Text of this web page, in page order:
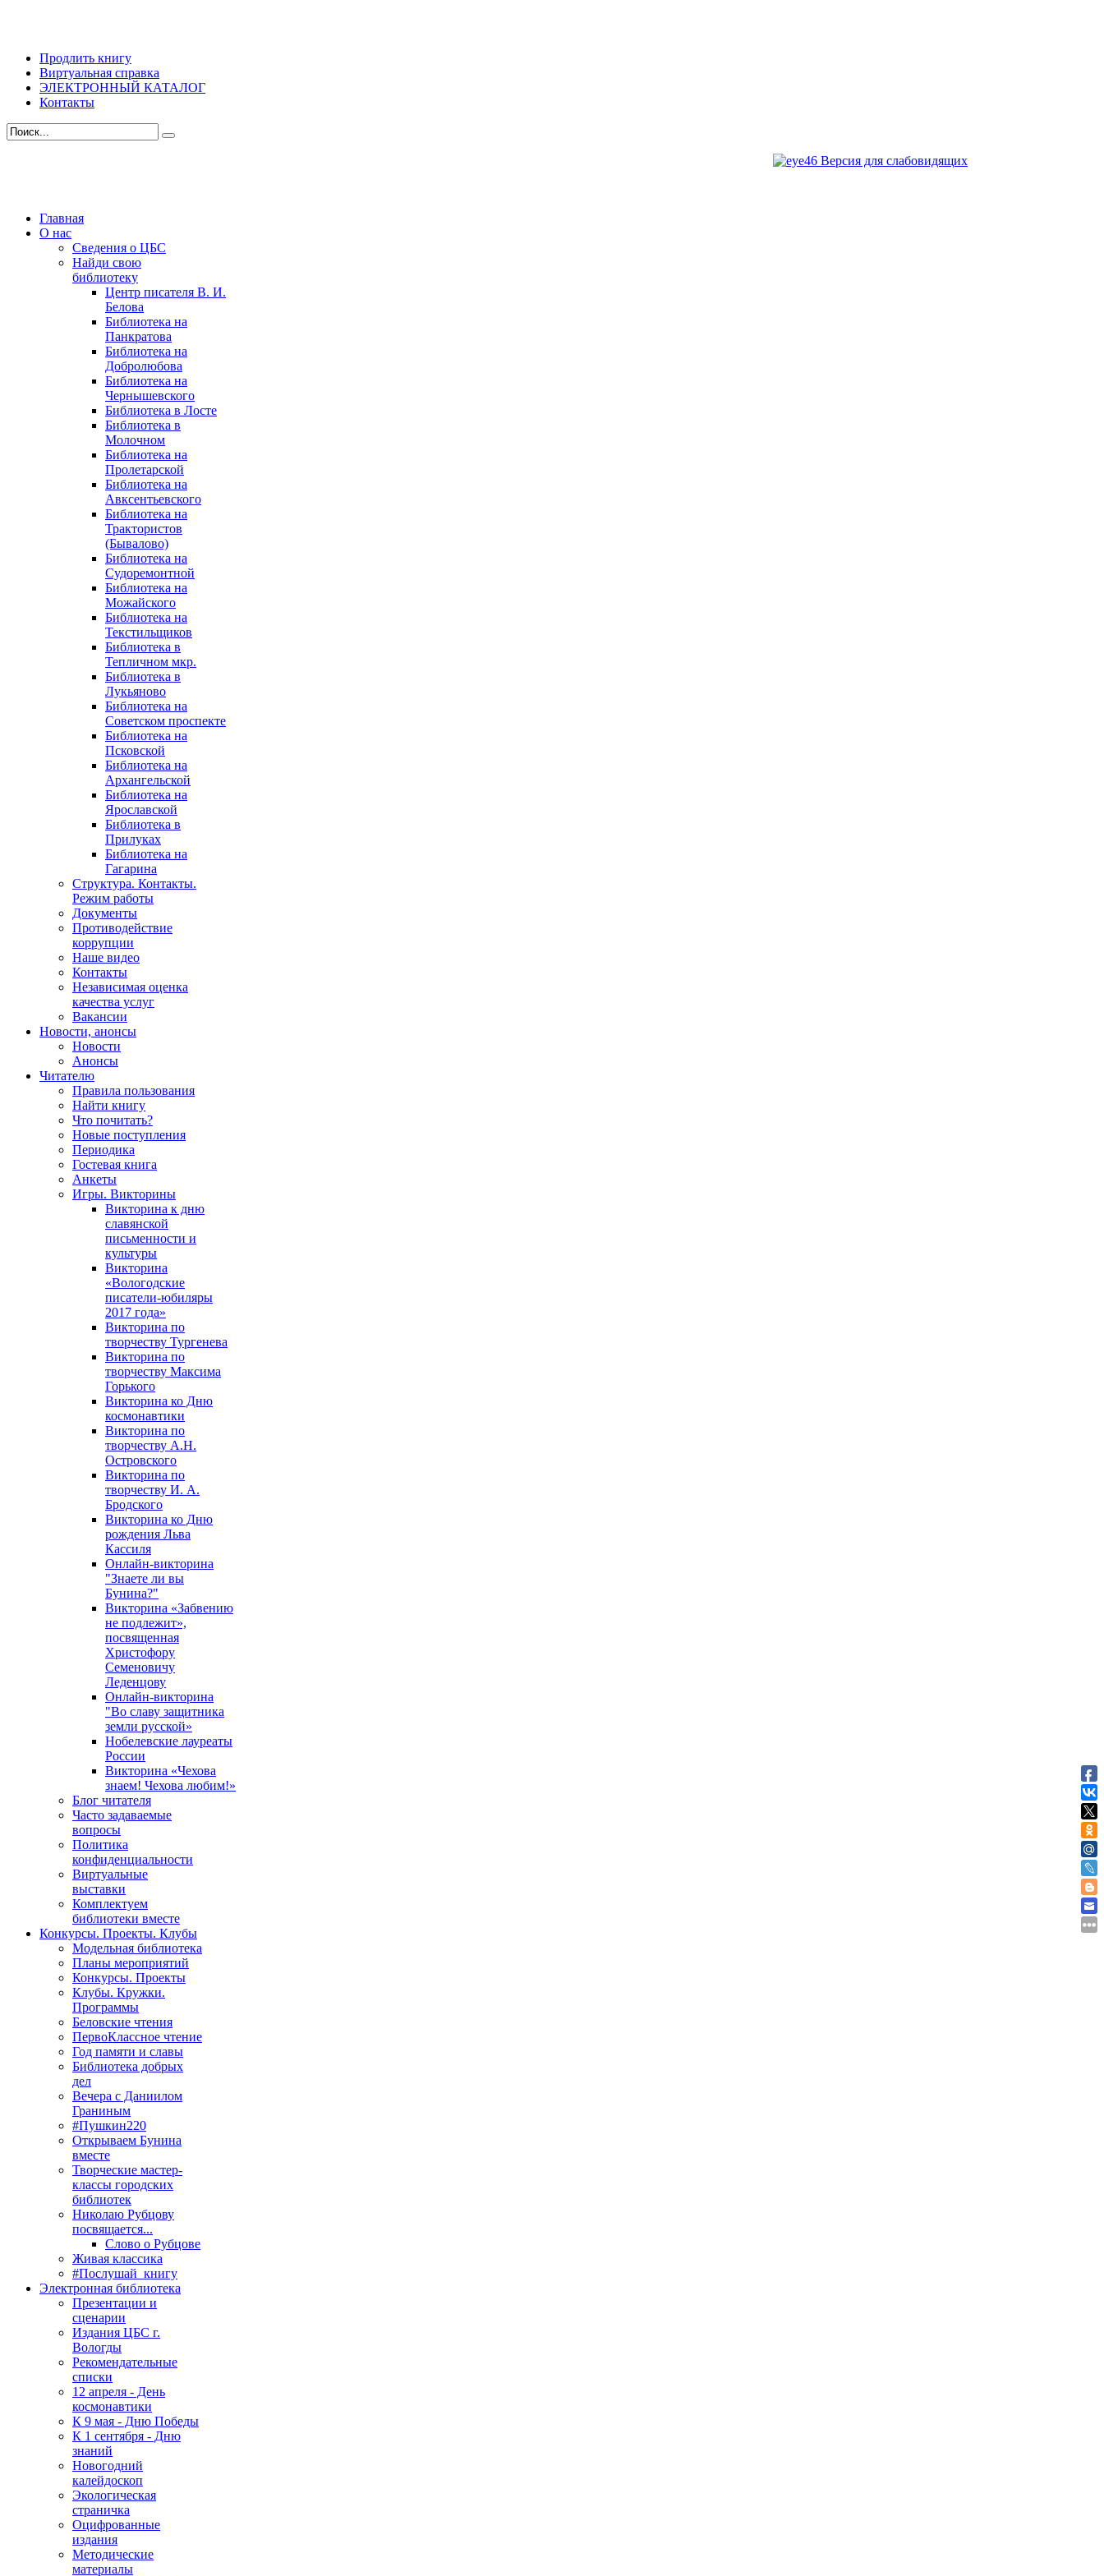
Продлить книгу
Виртуальная справка
ЭЛЕКТРОННЫЙ КАТАЛОГ
Контакты
Версия для слабовидящих
Главная
О нас
Сведения о ЦБС
Найди свою
библиотеку
Центр писателя В. И.
Белова
Библиотека на
Панкратова
Библиотека на
Добролюбова
Библиотека на
Чернышевского
Библиотека в Лосте
Библиотека в
Молочном
Библиотека на
Пролетарской
Библиотека на
Авксентьевского
Библиотека на
Трактористов
(Бывалово)
Библиотека на
Судоремонтной
Библиотека на
Можайского
Библиотека на
Текстильщиков
Библиотека в
Тепличном мкр.
Библиотека в
Лукьяново
Библиотека на
Советском проспекте
Библиотека на
Псковской
Библиотека на
Архангельской
Библиотека на
Ярославской
Библиотека в
Прилуках
Библиотека на
Гагарина
Структура. Контакты.
Режим работы
Документы
Противодействие
коррупции
Наше видео
Контакты
Независимая оценка
качества услуг
Вакансии
Новости, анонсы
Новости
Анонсы
Читателю
Правила пользования
Найти книгу
Что почитать?
Новые поступления
Периодика
Гостевая книга
Анкеты
Игры. Викторины
Викторина к дню
славянской
письменности и
культуры
Викторина
«Вологодские
писатели-юбиляры
2017 года»
Викторина по
творчеству Тургенева
Викторина по
творчеству Максима
Горького
Викторина ко Дню
космонавтики
Викторина по
творчеству А.Н.
Островского
Викторина по
творчеству И. А.
Бродского
Викторина ко Дню
рождения Льва
Кассиля
Онлайн-викторина
"Знаете ли вы
Бунина?"
Викторина «Забвению
не подлежит»,
посвященная
Христофору
Семеновичу
Леденцову
Онлайн-викторина
"Во славу защитника
земли русской»
Нобелевские лауреаты
России
Викторина «Чехова
знаем! Чехова любим!»
Блог читателя
Часто задаваемые
вопросы
Политика
конфиденциальности
Виртуальные
выставки
Комплектуем
библиотеки вместе
Конкурсы. Проекты. Клубы
Модельная библиотека
Планы мероприятий
Конкурсы. Проекты
Клубы. Кружки.
Программы
Беловские чтения
ПервоКлассное чтение
Год памяти и славы
Библиотека добрых
дел
Вечера с Даниилом
Граниным
#Пушкин220
Открываем Бунина
вместе
Творческие мастер-
классы городских
библиотек
Николаю Рубцову
посвящается...
Слово о Рубцове
Живая классика
#Послушай_книгу
Электронная библиотека
Презентации и
сценарии
Издания ЦБС г.
Вологды
Рекомендательные
списки
12 апреля - День
космонавтики
К 9 мая - Дню Победы
К 1 сентября - Дню
знаний
Новогодний
калейдоскоп
Экологическая
страничка
Оцифрованные
издания
Методические
материалы